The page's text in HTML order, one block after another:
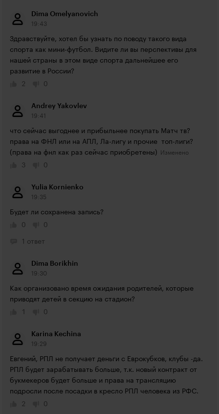
Dima Omelyanovich
19:43
Здравствуйте, хотел бы узнать по поводу такого вида
спорта как мини-футбол. Видите ли вы перспективы для
нашей страны в этом виде спорта дальнейшее его
развитие в России?
2
0
Andrey Yakovlev
19:41
что сейчас выгоднее и прибыльнее покупать Матч тв?
права на ФНЛ или на АПЛ, Ла-лигу и прочие  топ-лиги?
(права на фнл как раз сейчас приобретены)
3
0
Yulia Kornienko
19:35
Будет ли сохранена запись?
0
0
1 ответ
Dima Borikhin
19:30
Как организовано время ожидания родителей, которые
приводят детей в секцию на стадион?
1
0
Karina Kechina
19:29
Евгений, РПЛ не получает деньги с Еврокубков, клубы -да.
РПЛ будет зарабатывать больше, т.к. новый контракт от
букмекеров будет больше и права на трансляцию
подросли после посадки в кресло РПЛ человека из РФС.
2
0